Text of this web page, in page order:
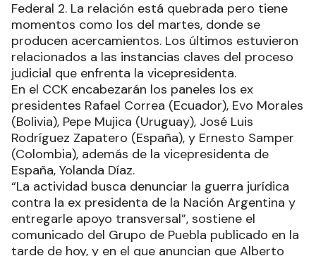
Federal 2. La relación está quebrada pero tiene
momentos como los del martes, donde se
producen acercamientos. Los últimos estuvieron
relacionados a las instancias claves del proceso
judicial que enfrenta la vicepresidenta.
En el CCK encabezarán los paneles los ex
presidentes Rafael Correa (Ecuador), Evo Morales
(Bolivia), Pepe Mujica (Uruguay), José Luis
Rodríguez Zapatero (España), y Ernesto Samper
(Colombia), además de la vicepresidenta de
España, Yolanda Díaz.
“La actividad busca denunciar la guerra jurídica
contra la ex presidenta de la Nación Argentina y
entregarle apoyo transversal”, sostiene el
comunicado del Grupo de Puebla publicado en la
tarde de hoy, y en el que anuncian que Alberto